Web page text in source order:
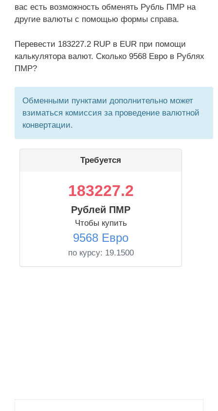
вас есть возможность обменять Рубль ПМР на
другие валюты с помощью формы справа.
Перевести 183227.2 RUP в EUR при помощи
калькулятора валют. Сколько 9568 Евро в Рублях
ПМР?
Обменными пунктами дополнительно может
взиматься комиссия за проведение валютной
конвертации.
Требуется
183227.2
Рублей ПМР
Чтобы купить
9568 Евро
по курсу: 19.1500